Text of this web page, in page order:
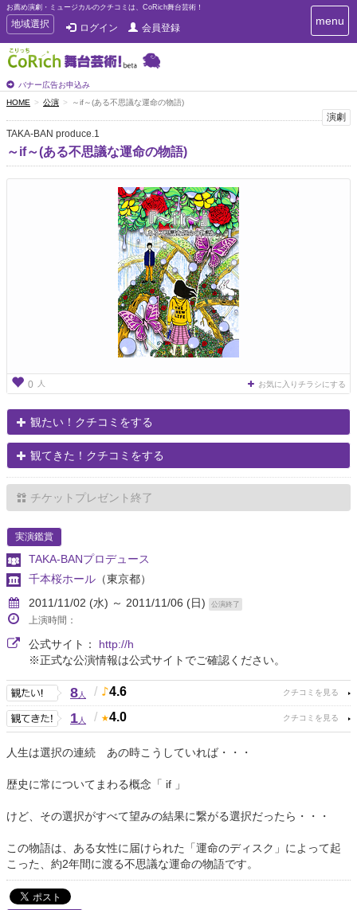
お薦め演劇・ミュージカルのクチコミは、CoRich舞台芸術！
T
o
g
g
e
n
a
v
地域選択 ログイン 会員登録
バナー広告お申込み
T
o
i
g
menu
HOME 公演 ～if～(ある不思議な運命の物語)
演劇
TAKA-BAN produce.1
～if～(ある不思議な運命の物語)
0 人 お気に入りチラシにする
観たい！クチコミをする
観てきた！クチコミをする
チケットプレゼント終了
実演鑑賞
TAKA-BANプロデュース
千本桜ホール （東京都）
2011/11/02 (水) ～ 2011/11/06 (日)
公演終了
上演時間：
公式サイト： http://h
※正式な公演情報は公式サイトでご確認ください。
8人 / 4.6
1人 / 4.0
人生は選択の連続 あの時こうしていれば・・・
歴史に常についてまわる概念「 if 」
けど、その選択がすべて望みの結果に繋がる選択だったら・・・
この物語は、ある女性に届けられた「運命のディスク」によって起
こった、約2年間に渡る不思議な運命の物語です。